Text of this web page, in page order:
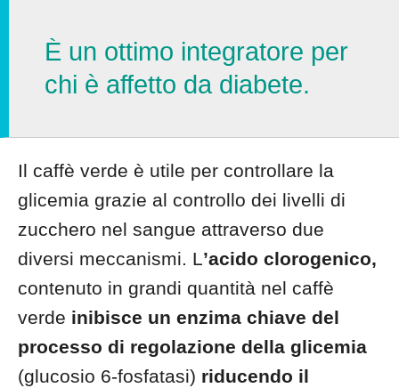
È un ottimo integratore per
chi è affetto da diabete.
Il caffè verde è utile per controllare la
glicemia grazie al controllo dei livelli di
zucchero nel sangue attraverso due
diversi meccanismi. L’acido clorogenico,
contenuto in grandi quantità nel caffè
verde inibisce un enzima chiave del
processo di regolazione della glicemia
(glucosio 6-fosfatasi) riducendo il